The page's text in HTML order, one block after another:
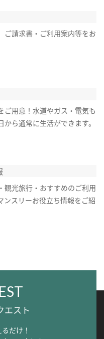
ご請求書・ご利用案内等をお
ご用意！水道やガス・電気も
ら通常に生活ができます。
観光旅行・おすすめのご利用
ンスリーお役立ち情報をご紹
エスト
だけ！